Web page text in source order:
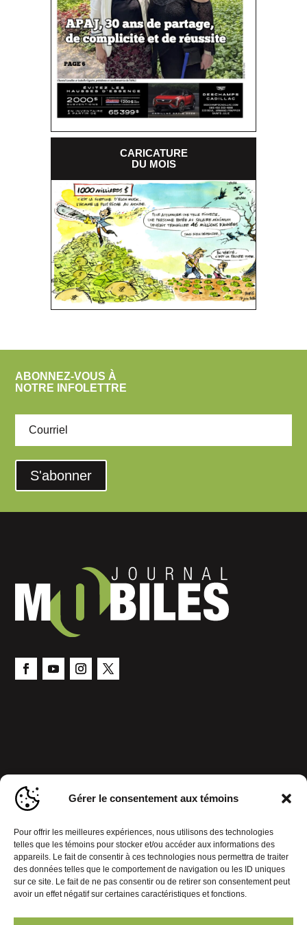
Gérer le consentement aux témoins
Pour offrir les meilleures expériences, nous utilisons des technologies
telles que les témoins pour stocker et/ou accéder aux informations des
appareils. Le fait de consentir à ces technologies nous permettra de traiter
des données telles que le comportement de navigation ou les ID uniques
sur ce site. Le fait de ne pas consentir ou de retirer son consentement peut
avoir un effet négatif sur certaines caractéristiques et fonctions.
CARICATURE
DU MOIS
ABONNEZ-VOUS À
NOTRE INFOLETTRE
S'abonner